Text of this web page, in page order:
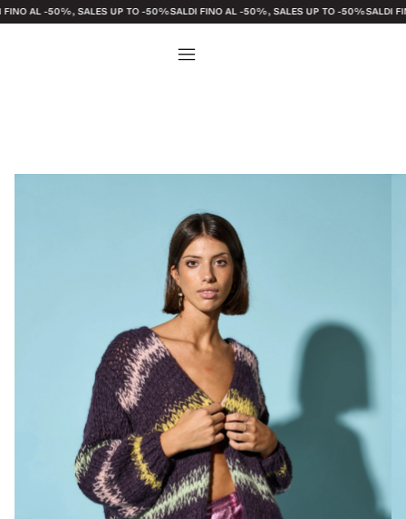
SALES UP TO -50%SALDI FINO AL -50%, SALES UP TO -50%SALDI FINO AL -